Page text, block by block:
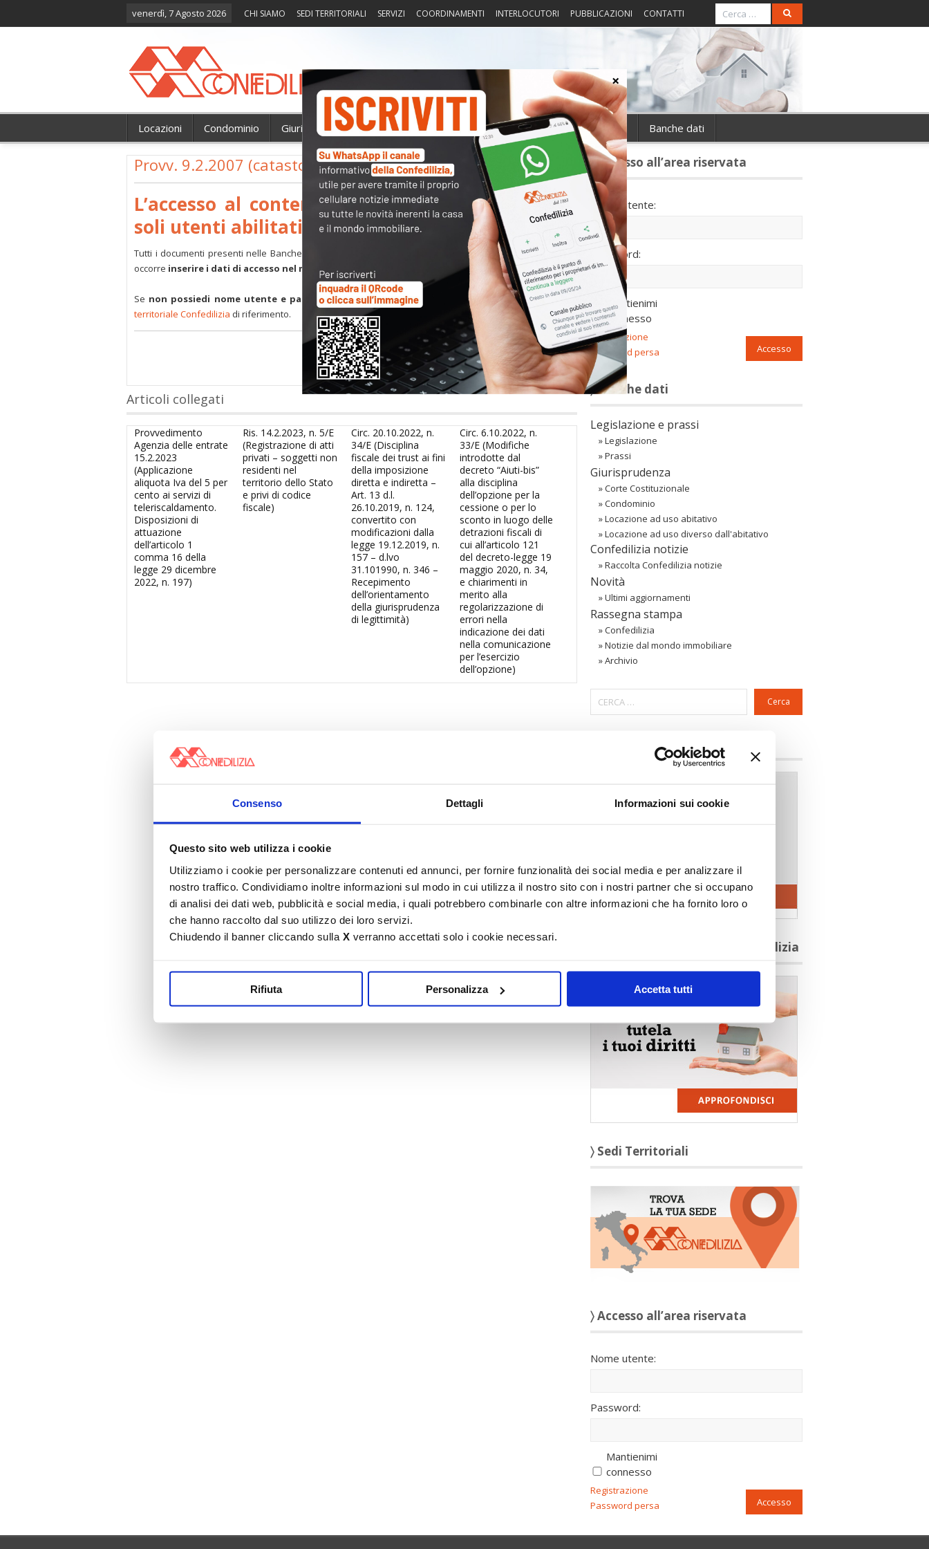
Consenso Dettagli Informazioni sui cookie
Questo sito web utilizza i cookie
Utilizziamo i cookie per personalizzare contenuti ed annunci, per fornire funzionalità dei social media e per analizzare il
nostro traffico. Condividiamo inoltre informazioni sul modo in cui utilizza il nostro sito con i nostri partner che si occupano
di analisi dei dati web, pubblicità e social media, i quali potrebbero combinarle con altre informazioni che ha fornito loro o
che hanno raccolto dal suo utilizzo dei loro servizi.
Chiudendo il banner cliccando sulla X verranno accettati solo i cookie necessari.
Rifiuta Personalizza Accetta tutti
venerdì, 7 Agosto 2026 CHI SIAMO SEDI TERRITORIALI SERVIZI COORDINAMENTI INTERLOCUTORI PUBBLICAZIONI CONTATTI
Locazioni Condominio Giurisprudenza Fisco Portierato Intorno alla casa Notizie Banche dati
Provv. 9.2.2007 (catasto ed immobili rurali)
L’accesso al contenuto completo è riservato ai
soli utenti abilitati.
Tutti i documenti presenti nelle Banche dati sono
ma per poterli consultare
occorre inserire i dati di accesso nel modulo a destra della pagina
Se non possiedi nome utente e passwordoppure li haismarriti richiedili alla tuaAssociazione
territoriale Confedilizia di riferimento.
Articoli collegati
Provvedimento
Agenzia delle entrate
15.2.2023
(Applicazione
aliquota Iva del 5 per
cento ai servizi di
teleriscaldamento.
Disposizioni di
attuazione
dell’articolo 1
comma 16 della
legge 29 dicembre
2022, n. 197)
Ris. 14.2.2023, n. 5/E
(Registrazione di atti
privati – soggetti non
residenti nel
territorio dello Stato
e privi di codice
fiscale)
Circ. 20.10.2022, n.
34/E (Disciplina
fiscale dei trust ai fini
della imposizione
diretta e indiretta –
Art. 13 d.l.
26.10.2019, n. 124,
convertito con
modificazioni dalla
legge 19.12.2019, n.
157 – d.lvo
31.101990, n. 346 –
Recepimento
dell’orientamento
della giurisprudenza
di legittimità)
Circ. 6.10.2022, n.
33/E (Modifiche
introdotte dal
decreto “Aiuti-bis”
alla disciplina
dell’opzione per la
cessione o per lo
sconto in luogo delle
detrazioni fiscali di
cui all’articolo 121
del decreto-legge 19
maggio 2020, n. 34,
e chiarimenti in
merito alla
regolarizzazione di
errori nella
indicazione dei dati
nella comunicazione
per l’esercizio
dell’opzione)
〉 Accesso all’area riservata
Nome utente:
Password:
Mantienimi
connesso
Accesso
Registrazione
Password persa
〉 Banche dati
Legislazione e prassi
»Legislazione
»Prassi
Giurisprudenza
»Corte Costituzionale
»Condominio
»Locazione ad uso abitativo
»Locazione ad uso diverso dall'abitativo
Confedilizia notizie
»Raccolta Confedilizia notizie
Novità
»Ultimi aggiornamenti
Rassegna stampa
»Confedilizia
»Notizie dal mondo immobiliare
»Archivio
Cerca
〉 Area riservata Associazioni
〉 5 ragioni per aderire a Confedilizia
〉 Sedi Territoriali
〉 Accesso all’area riservata
Nome utente:
Password:
Mantienimi
connesso
Accesso
Registrazione
Password persa